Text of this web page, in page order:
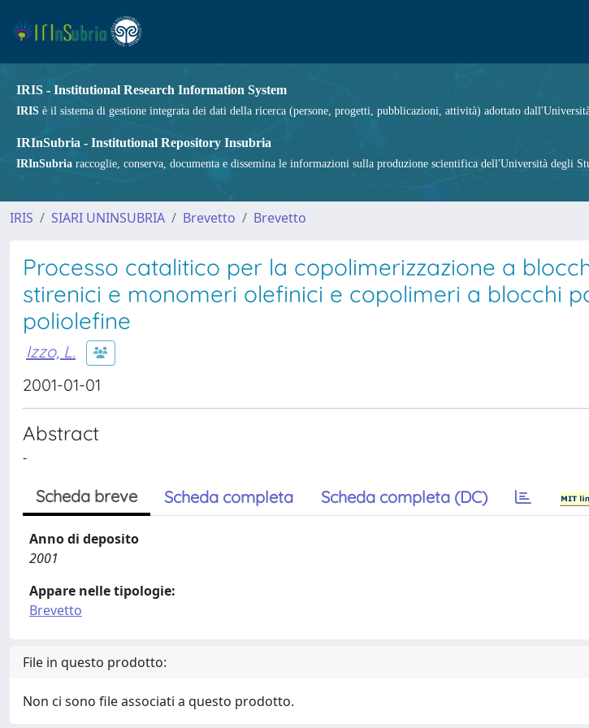
IRIS - Institutional Research Information System
IRIS è il sistema di gestione integrata dei dati della ricerca (persone, progetti, pubblicazioni, attività) adottato
IRInSubria - Institutional Repository Insubria
IRInSubria raccoglie, conserva, documenta e dissemina le informazioni sulla produzione scientifica dell'Università degli
IRIS SIARI UNINSUBRIA Brevetto Brevetto
Processo catalitico per la copolimerizzazione a
stirenici e monomeri olefinici e copolimeri a blocchi
poliolefine
Izzo, L.
2001-01-01
Abstract
-
Scheda breve Scheda completa Scheda completa (DC)
Anno di deposito
2001
Appare nelle tipologie:
Brevetto
File in questo prodotto:
Non ci sono file associati a questo prodotto.